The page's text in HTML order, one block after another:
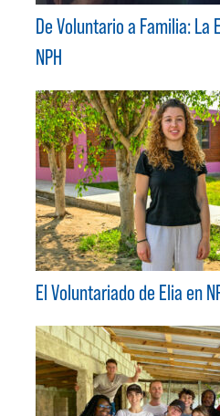
De Voluntario a Familia:
NPH
El Voluntariado de Elia en